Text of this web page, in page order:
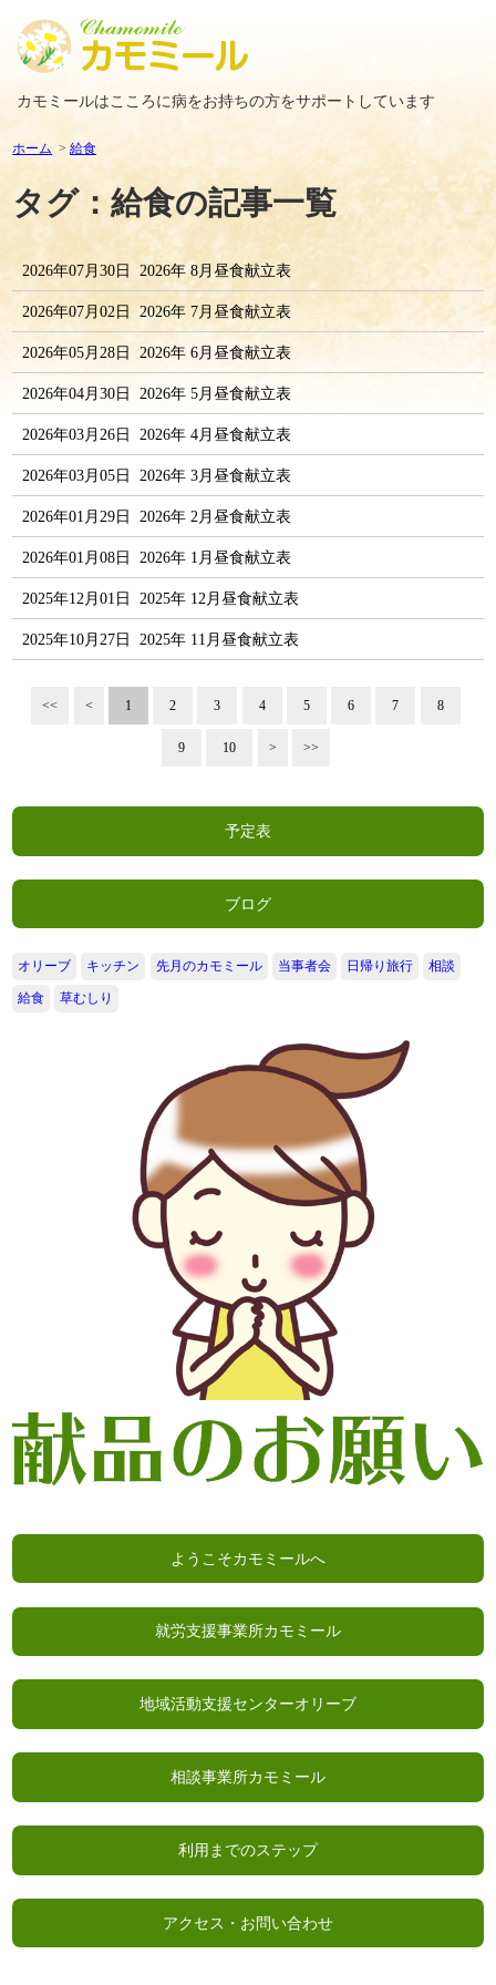
カモミールはこころに病をお持ちの方をサポートしています
ホーム 給食
タグ：給食の記事一覧
2026年07月30日 2026年 8月昼食献立表
2026年07月02日 2026年 7月昼食献立表
2026年05月28日 2026年 6月昼食献立表
2026年04月30日 2026年 5月昼食献立表
2026年03月26日 2026年 4月昼食献立表
2026年03月05日 2026年 3月昼食献立表
2026年01月29日 2026年 2月昼食献立表
2026年01月08日 2026年 1月昼食献立表
2025年12月01日 2025年 12月昼食献立表
2025年10月27日 2025年 11月昼食献立表
<< < 1 2 3 4 5 6 7 8
9 10 > >>
予定表
ブログ
オリーブ キッチン 先月のカモミール 当事者会 日帰り旅行 相談
給食 草むしり
ようこそカモミールへ
就労支援事業所カモミール
地域活動支援センターオリーブ
相談事業所カモミール
利用までのステップ
アクセス・お問い合わせ